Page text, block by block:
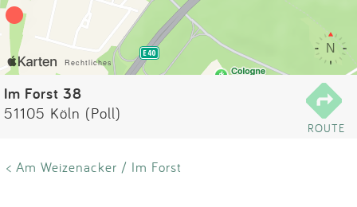
Impressum
Im Forst 38
51105 Köln (Poll)
ROUTE
< Am Weizenacker / Im Forst